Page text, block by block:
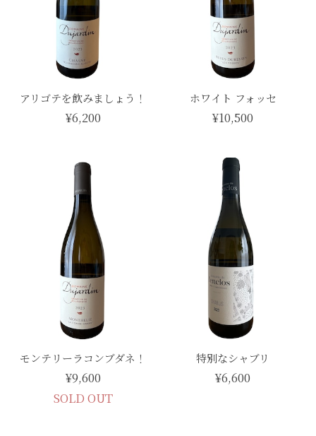
アリゴテを飲みましょう！
¥6,200
ホワイト フォッセ
¥10,500
モンテリーラコンブダネ！
¥9,600
SOLD OUT
特別なシャブリ
¥6,600